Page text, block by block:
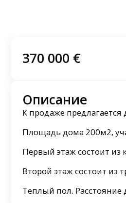
370 000 €
Описание
К продаже
Площадь дома 200м2,
Первый этаж состоит из
Второй этаж состоит из
Теплый пол.